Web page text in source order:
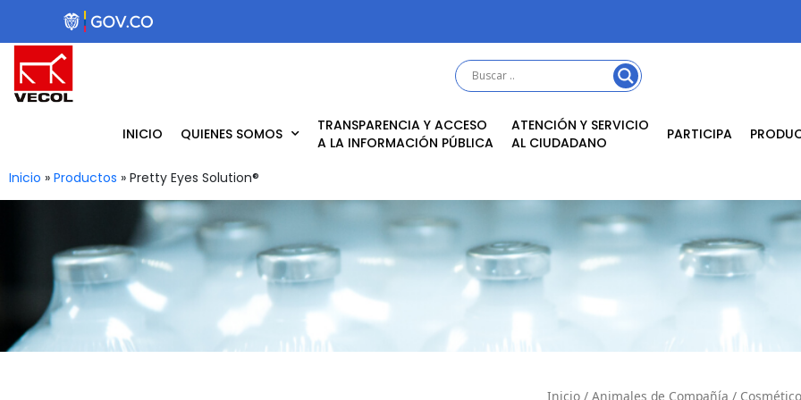
contenido
INICIO QUIENES SOMOS
TRANSPARENCIA Y ACCESO
A LA INFORMACIÓN PÚBLICA
ATENCIÓN Y SERVICIO
AL CIUDADANO
PARTICIPA
Inicio » Productos » Pretty Eyes Solution®
Inicio/ Animales de Compañía /